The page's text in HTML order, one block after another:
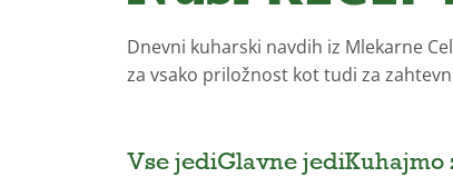
Dnevni kuharski navdih iz Mlekarne
za vsako priložnost kot tudi za
Vse jediGlavne jediKuhajmo